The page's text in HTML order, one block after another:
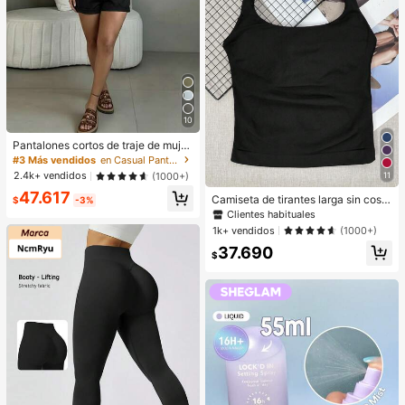
10
Pantalones cortos de traje de mujer
de cintura alta plisados para oficina
de verano, tejido liso negro, ajuste
ceñido, pierna ancha recta, sin cint
urón, casual, de trabajo a fin de se
mana
#3 Más vendidos
en Casual Pantalones De Mujer
2.4k+ vendidos
(1000+)
$47.617 -3%
11
Camiseta de tirantes larga sin costu
ras para mujer, top de fitness con su
jetador extraíble, chaleco deportivo
para yoga, athleisure
Clientes habituales
1k+ vendidos
(1000+)
$37.690